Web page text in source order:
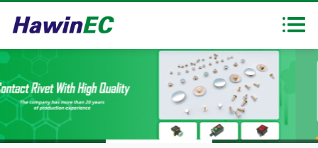
1 3
走进汉文
产品展示
新闻中心